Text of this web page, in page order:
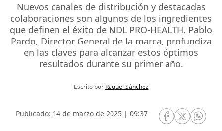
Nuevos canales de distribución y destacadas
colaboraciones son algunos de los ingredientes
que definen el éxito de NDL PRO-HEALTH. Pablo
Pardo, Director General de la marca, profundiza
en las claves para alcanzar estos óptimos
resultados durante su primer año.
Escrito por Raquel Sánchez
Publicado: 14 de marzo de 2025 | 09:37
RRSS Facebook
RRSSRRSS